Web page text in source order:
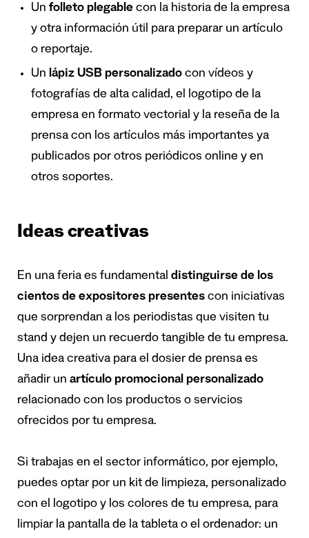
Un folleto plegable con la historia de la empresa
y otra información útil para preparar un artículo
o reportaje.
Un lápiz USB personalizado con vídeos y
fotografías de alta calidad, el logotipo de la
empresa en formato vectorial y la reseña de la
prensa con los artículos más importantes ya
publicados por otros periódicos online y en
otros soportes.
Ideas creativas
En una feria es fundamental distinguirse de los
cientos de expositores presentes con iniciativas
que sorprendan a los periodistas que visiten tu
stand y dejen un recuerdo tangible de tu empresa.
Una idea creativa para el dosier de prensa es
añadir un artículo promocional personalizado
relacionado con los productos o servicios
ofrecidos por tu empresa.
Si trabajas en el sector informático, por ejemplo,
puedes optar por un kit de limpieza, personalizado
con el logotipo y los colores de tu empresa, para
limpiar la pantalla de la tableta o el ordenador: un